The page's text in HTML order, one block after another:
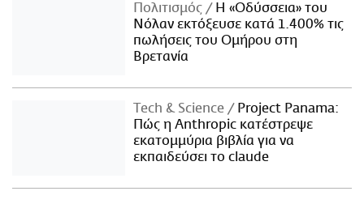
Πολιτισμός
Η «Οδύσσεια» του
Νόλαν εκτόξευσε κατά 1.400% τις
πωλήσεις του Ομήρου στη
Βρετανία
Τech & Science
Project Panama:
Πώς η Anthropic κατέστρεψε
εκατομμύρια βιβλία για να
εκπαιδεύσει το claude